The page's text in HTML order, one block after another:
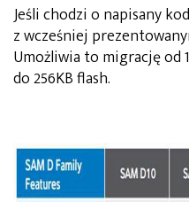
Jeśli chodzi o napisany
z wcześniej
Umożliwia to migrację od
do 256KB flash.